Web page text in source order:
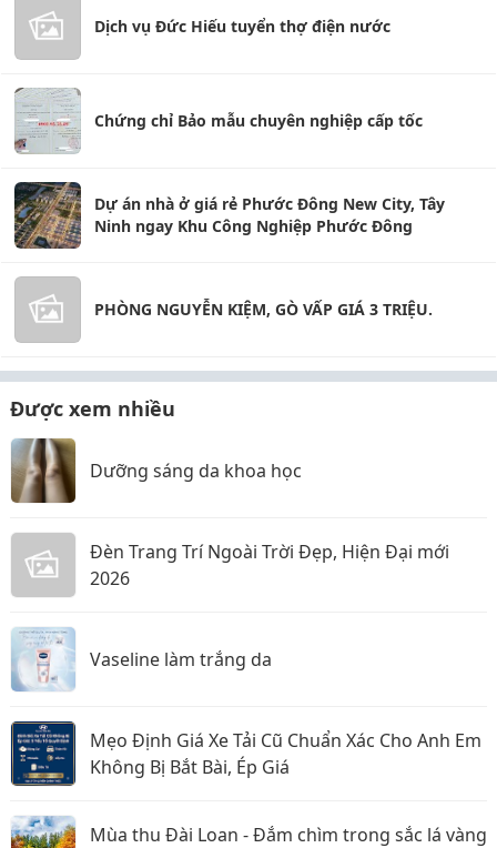
Dịch vụ Đức Hiếu tuyển thợ điện nước
Chứng chỉ Bảo mẫu chuyên nghiệp cấp tốc
Dự án nhà ở giá rẻ Phước Đông New City, Tây
Ninh ngay Khu Công Nghiệp Phước Đông
PHÒNG NGUYỄN KIỆM, GÒ VẤP GIÁ 3 TRIỆU.
Được xem nhiều
Dưỡng sáng da khoa học
Đèn Trang Trí Ngoài Trời Đẹp, Hiện Đại mới
2026
Vaseline làm trắng da
Mẹo Định Giá Xe Tải Cũ Chuẩn Xác Cho Anh Em
Không Bị Bắt Bài, Ép Giá
Mùa thu Đài Loan - Đắm chìm trong sắc lá vàng